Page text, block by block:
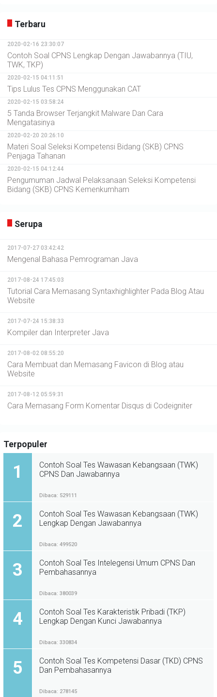
Terbaru
2020-02-16 23:30:07
Contoh Soal CPNS Lengkap Dengan Jawabannya (TIU,
TWK, TKP)
2020-02-15 04:11:51
Tips Lulus Tes CPNS Menggunakan CAT
2020-02-15 03:58:24
5 Tanda Browser Terjangkit Malware Dan Cara
Mengatasinya
2020-02-20 20:26:10
Materi Soal Seleksi Kompetensi Bidang (SKB) CPNS
Penjaga Tahanan
2020-02-15 04:12:44
Pengumuman Jadwal Pelaksanaan Seleksi Kompetensi
Bidang (SKB) CPNS Kemenkumham
Serupa
2017-07-27 03:42:42
Mengenal Bahasa Pemrograman Java
2017-08-24 17:45:03
Tutorial Cara Memasang Syntaxhighlighter Pada Blog Atau
Website
2017-07-24 15:38:33
Kompiler dan Interpreter Java
2017-08-02 08:55:20
Cara Membuat dan Memasang Favicon di Blog atau
Website
2017-08-12 05:59:31
Cara Memasang Form Komentar Disqus di Codeigniter
Terpopuler
1
Contoh Soal Tes Wawasan Kebangsaan (TWK)
CPNS Dan Jawabannya
Dibaca: 529111
2
Contoh Soal Tes Wawasan Kebangsaan (TWK)
Lengkap Dengan Jawabannya
Dibaca: 499520
3
Contoh Soal Tes Intelegensi Umum CPNS Dan
Pembahasannya
Dibaca: 380039
4
Contoh Soal Tes Karakteristik Pribadi (TKP)
Lengkap Dengan Kunci Jawabannya
Dibaca: 330834
5
Contoh Soal Tes Kompetensi Dasar (TKD) CPNS
Dan Pembahasannya
Dibaca: 278145